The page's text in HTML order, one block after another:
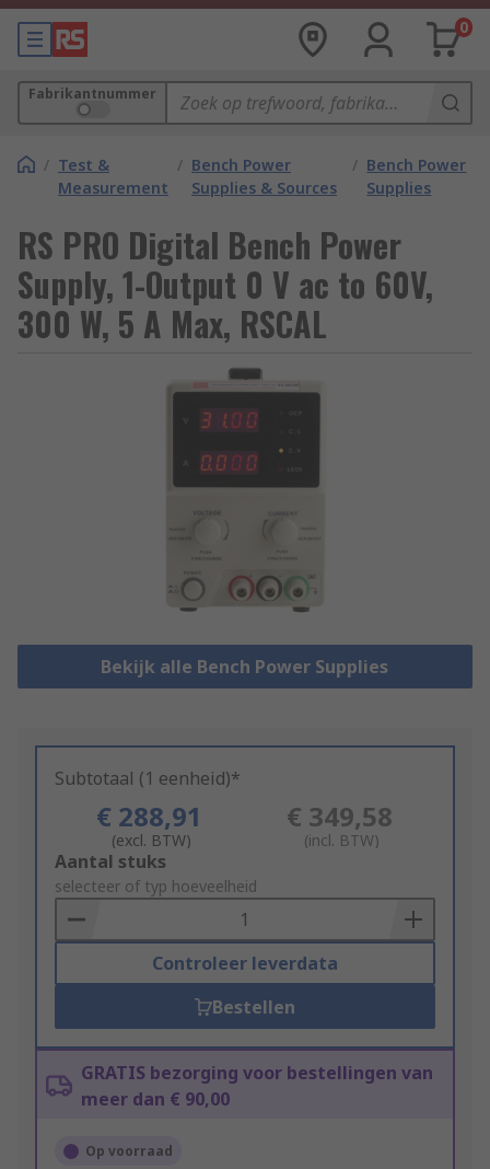
0
Fabrikantnummer
/ Test &
Measurement
/ Bench Power
Supplies & Sources
/ Bench Power
Supplies
RS PRO Digital Bench Power
Supply, 1-Output 0 V ac to 60V,
300 W, 5 A Max, RSCAL
Bekijk alle Bench Power Supplies
Subtotaal (1 eenheid)*
€ 288,91
(excl. BTW)
€ 349,58
(incl. BTW)
Add
to
Basket
Aantal stuks
selecteer of typ hoeveelheid
Controleer leverdata
Bestellen
GRATIS bezorging voor bestellingen van
meer dan € 90,00
Op voorraad